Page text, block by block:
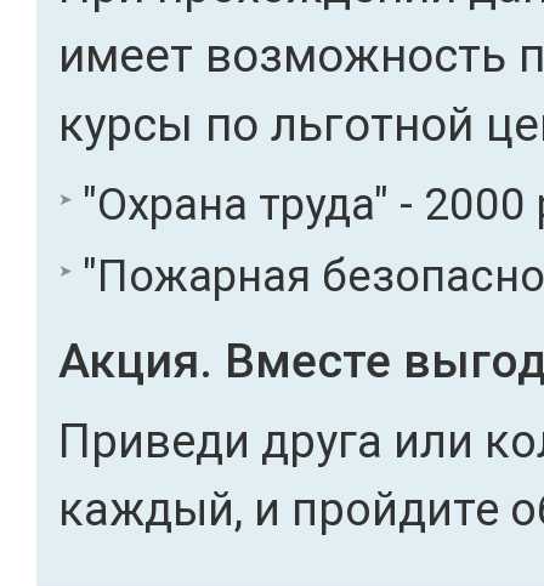
имеет возможность
курсы по льготной
"Охрана труда" - 2000
"Пожарная
Акция. Вместе
Приведи друга или
каждый, и пройдите